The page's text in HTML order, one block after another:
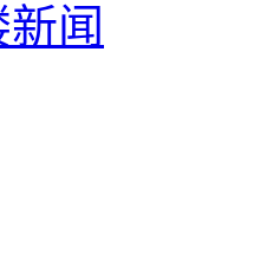
闻